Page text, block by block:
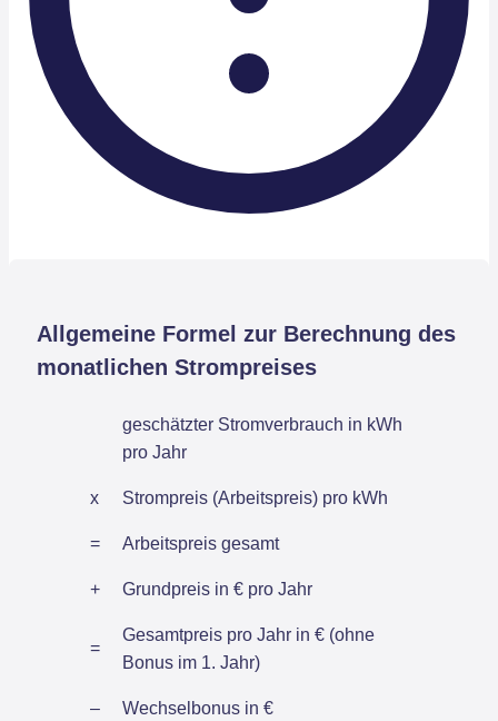
Allgemeine Formel zur Berechnung des
monatlichen Strompreises
geschätzter Stromverbrauch in kWh
pro Jahr
x Strompreis (Arbeitspreis) pro kWh
= Arbeitspreis gesamt
+ Grundpreis in € pro Jahr
=
Gesamtpreis pro Jahr in € (ohne
Bonus im 1. Jahr)
– Wechselbonus in €